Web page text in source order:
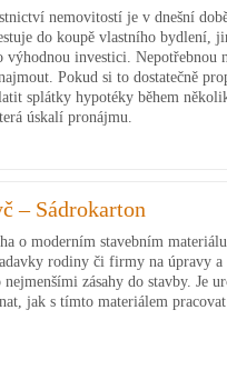
nemovitostí je v dnešní
do koupě vlastního bydlení,
výhodnou investici. Nepotřebnou
Pokud si to dostatečně
splátky hypotéky během
úskalí pronájmu.
– Sádrokarton
o moderním stavebním
rodiny či firmy na úpravy a
nejmenšími zásahy do stavby. Je
jak s tímto materiálem